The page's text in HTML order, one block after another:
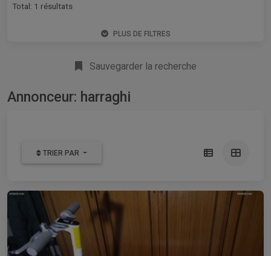
Total: 1 résultats
PLUS DE FILTRES
Sauvegarder la recherche
Annonceur: harraghi
TRIER PAR